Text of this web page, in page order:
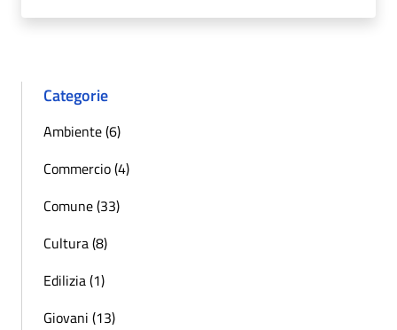
Categorie
Ambiente (6)
Commercio (4)
Comune (33)
Cultura (8)
Edilizia (1)
Giovani (13)